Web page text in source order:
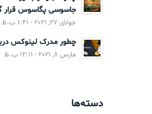
جاسوسی پگاسوس قرار
جولای 27, 2021 - 1:41 ب.ظ
چطور مدرک لینوکس
مارس 8, 2021 - 12:11 ب.ظ
دسته‌ها